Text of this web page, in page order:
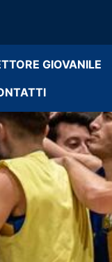
GIOVANILE